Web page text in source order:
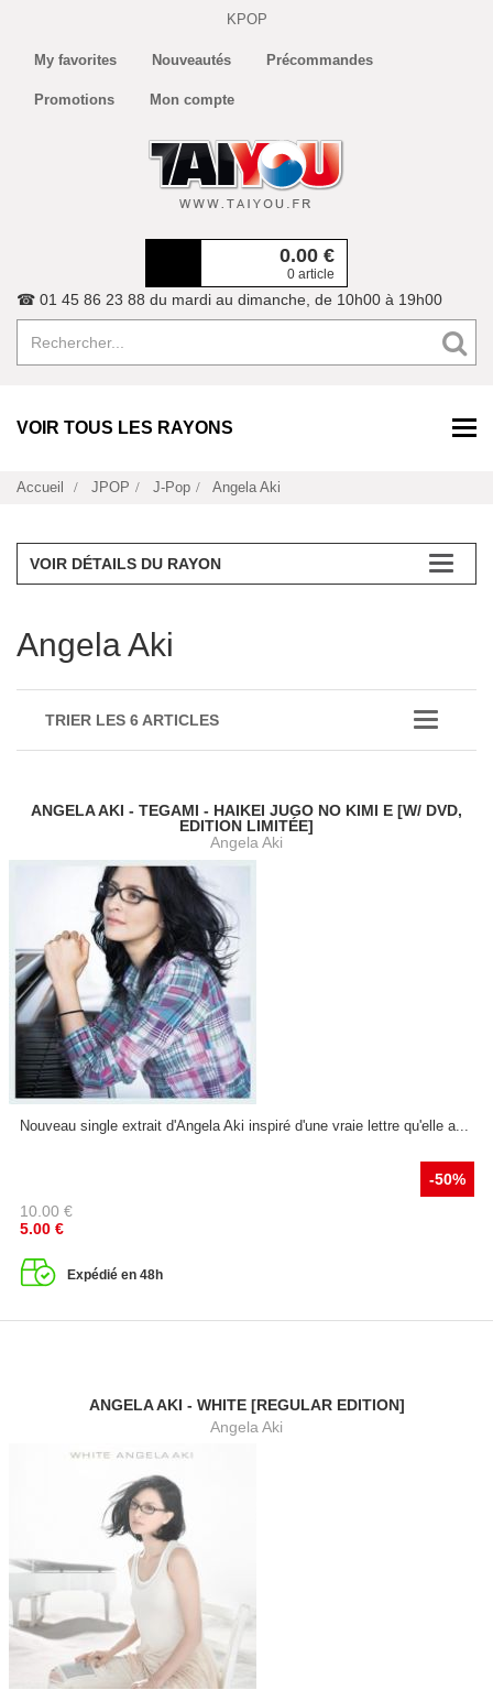
KPOP
My favorites Nouveautés Précommandes
Promotions Mon compte
0.00 €
0 article
☎ 01 45 86 23 88 du mardi au dimanche, de 10h00 à 19h00
VOIR TOUS LES RAYONS
Accueil JPOP J-Pop Angela Aki
VOIR DÉTAILS DU RAYON
Angela Aki
TRIER LES 6 ARTICLES
ANGELA AKI - TEGAMI - HAIKEI JUGO NO KIMI E [W/ DVD,
EDITION LIMITÉE]
Angela Aki
Nouveau single extrait d'Angela Aki inspiré d'une vraie lettre qu'elle a...
-50%
10.00 €
5.00 €
Expédié en 48h
ANGELA AKI - WHITE [REGULAR EDITION]
Angela Aki